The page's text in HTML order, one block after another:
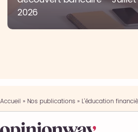
2026
Accueil » Nos publications» L’éducation